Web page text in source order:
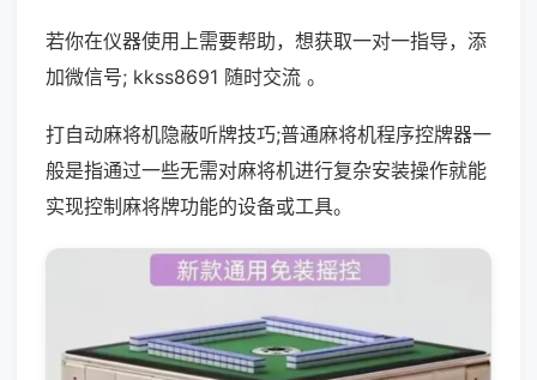
若你在仪器使用上需要帮助，想获取一对一指导，添
加微信号; kkss8691 随时交流 。
打自动麻将机隐蔽听牌技巧;普通麻将机程序控牌器一
般是指通过一些无需对麻将机进行复杂安装操作就能
实现控制麻将牌功能的设备或工具。